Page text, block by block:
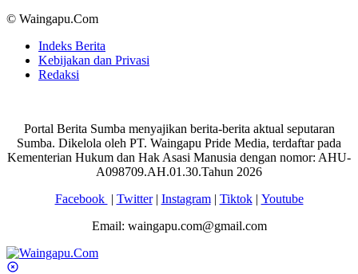
© Waingapu.Com
Indeks Berita
Kebijakan dan Privasi
Redaksi
Portal Berita Sumba menyajikan berita-berita aktual seputaran
Sumba. Dikelola oleh PT. Waingapu Pride Media, terdaftar pada
Kementerian Hukum dan Hak Asasi Manusia dengan nomor: AHU-
A098709.AH.01.30.Tahun 2026
Facebook | Twitter| Instagram| Tiktok| Youtube
Email: waingapu.com@gmail.com